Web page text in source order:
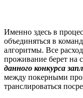
Именно здесь в
объединяться в
алгоритмы. Все
проживание берет на
данного конкурса
между покерными
транслироваться